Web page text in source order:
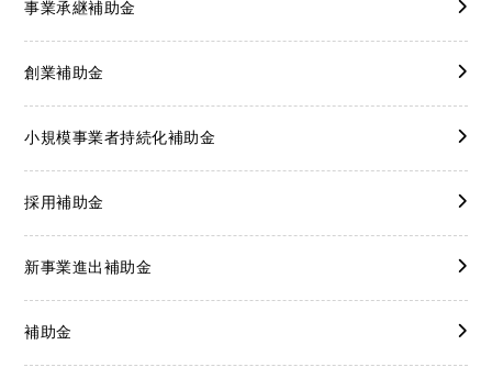
事業承継補助金
創業補助金
小規模事業者持続化補助金
採用補助金
新事業進出補助金
補助金